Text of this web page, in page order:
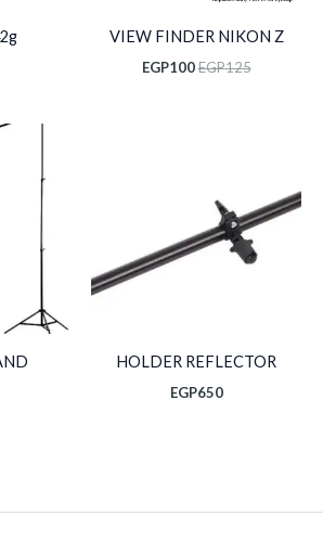
VIEW FINDER NIKON Z
EGP125
EGP100
HOLDER REFLECTOR
EGP650